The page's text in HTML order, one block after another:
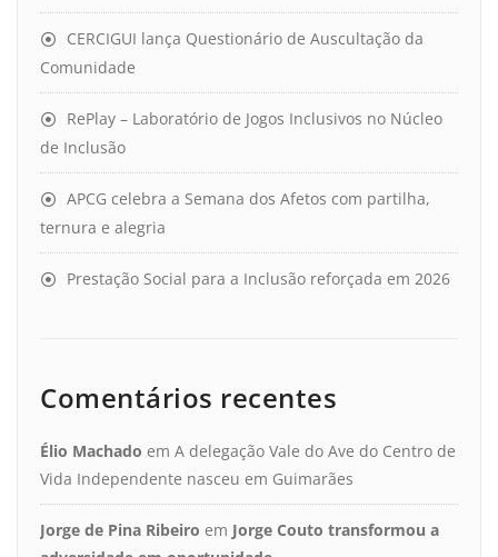
CERCIGUI lança Questionário de Auscultação da
Comunidade
RePlay – Laboratório de Jogos Inclusivos no Núcleo
de Inclusão
APCG celebra a Semana dos Afetos com partilha,
ternura e alegria
Prestação Social para a Inclusão reforçada em 2026
Comentários recentes
Élio Machado em A delegação Vale do Ave do Centro de
Vida Independente nasceu em Guimarães
Jorge de Pina Ribeiro em Jorge Couto transformou a